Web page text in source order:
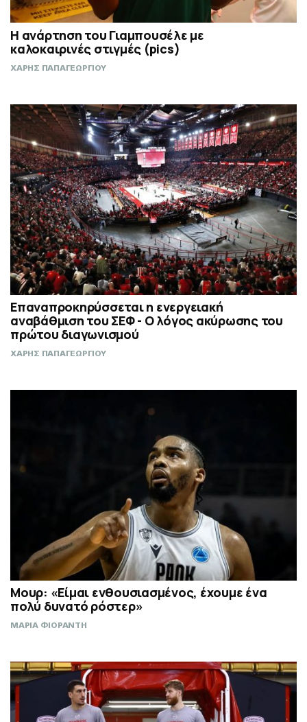
Η ανάρτηση του Γιαμπουσέλε με
καλοκαιρινές στιγμές (pics)
ΧΑΡΗΣ ΠΑΠΑΓΕΩΡΓΙΟΥ
Επαναπροκηρύσσεται η ενεργειακή
αναβάθμιση του ΣΕΦ - Ο λόγος ακύρωσης του
πρώτου διαγωνισμού
ΧΑΡΗΣ ΠΑΠΑΓΕΩΡΓΙΟΥ
Μουρ: «Είμαι ενθουσιασμένος, έχουμε ένα
πολύ δυνατό ρόστερ»
ΜΑΡΙΑ ΦΙΟΡΑΝΤΗ